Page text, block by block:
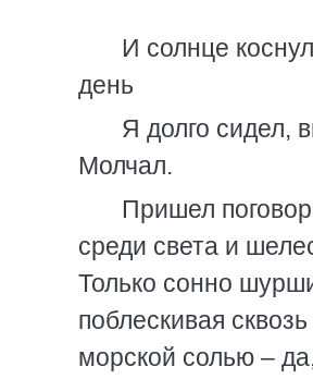
И солнце
день
Я долго сидел,
Молчал.
Пришел
среди света и
Только сонно
поблескивая
морской солью –